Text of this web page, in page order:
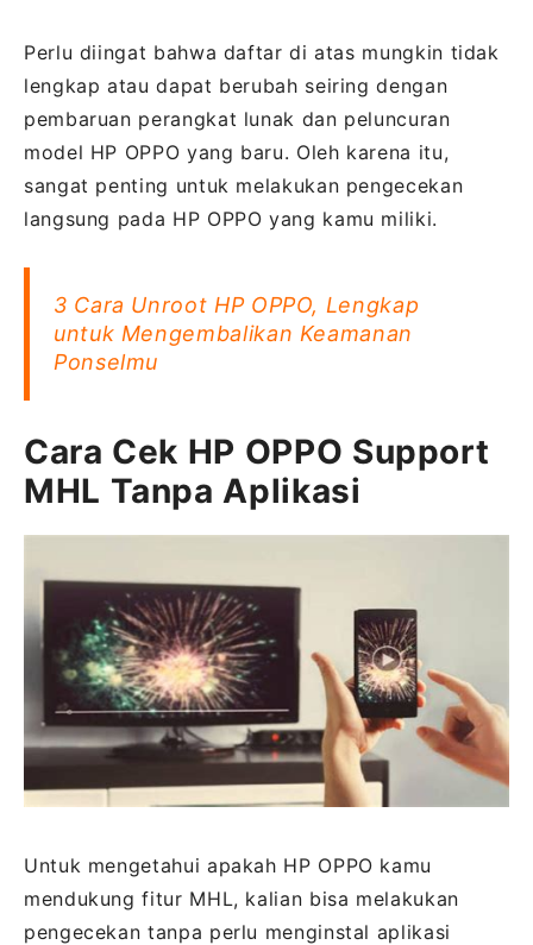
Perlu diingat bahwa daftar di atas mungkin tidak
lengkap atau dapat berubah seiring dengan
pembaruan perangkat lunak dan peluncuran
model HP OPPO yang baru. Oleh karena itu,
sangat penting untuk melakukan pengecekan
langsung pada HP OPPO yang kamu miliki.
3 Cara Unroot HP OPPO, Lengkap
untuk Mengembalikan Keamanan
Ponselmu
Cara Cek HP OPPO Support
MHL Tanpa Aplikasi
Untuk mengetahui apakah HP OPPO kamu
mendukung fitur MHL, kalian bisa melakukan
pengecekan tanpa perlu menginstal aplikasi